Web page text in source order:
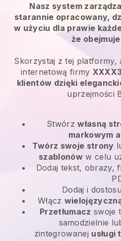
Nasz system
starannie opracowany,
w użyciu dla prawie
że
Skorzystaj z tej
internetową firmy
klientów dzięki
uprzejmości
Stwórzwłasną
markowym
Twórz swoje strony
szablonóww celu
Dodaj tekst, obrazy,
Dodaj i
Włącz
Przetłumacz swoje
samodzielnie
zintegrowanej usługi